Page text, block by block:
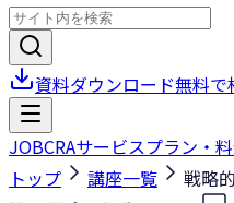
資料ダウンロード無料で
JOBCRAサービスプラン・
トップ
講座一覧
戦略